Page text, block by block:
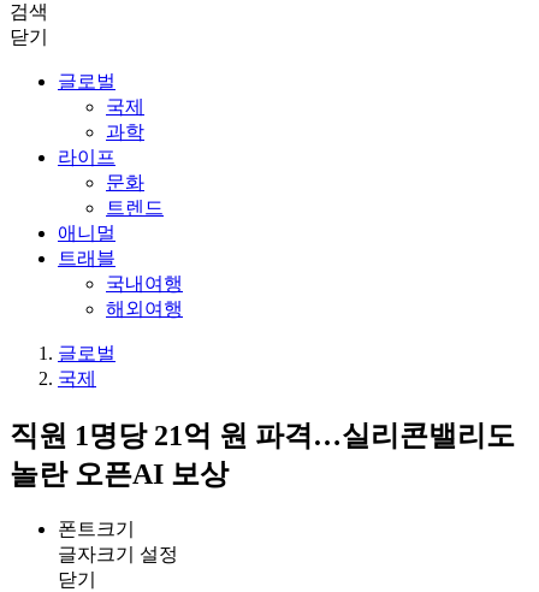
검색
닫기
글로벌
국제
과학
라이프
문화
트렌드
애니멀
트래블
국내여행
해외여행
글로벌
국제
직원 1명당 21억 원 파격…실리콘밸리도
놀란 오픈AI 보상
폰트크기
글자크기 설정
닫기